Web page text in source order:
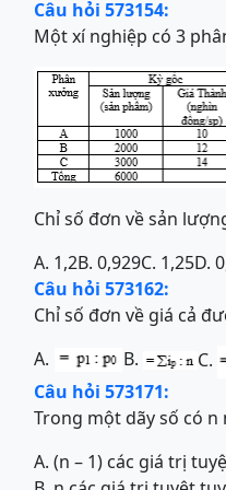
Câu hỏi 573154:
Một xí nghiệp có 3
Chỉ số đơn về sản
A. 1,2B. 0,929C. 1,25D.
Câu hỏi 573162:
Chỉ số đơn về giá cả
A.
B.
C.
Câu hỏi 573171:
Trong một dãy số có
A. (n – 1) các giá trị